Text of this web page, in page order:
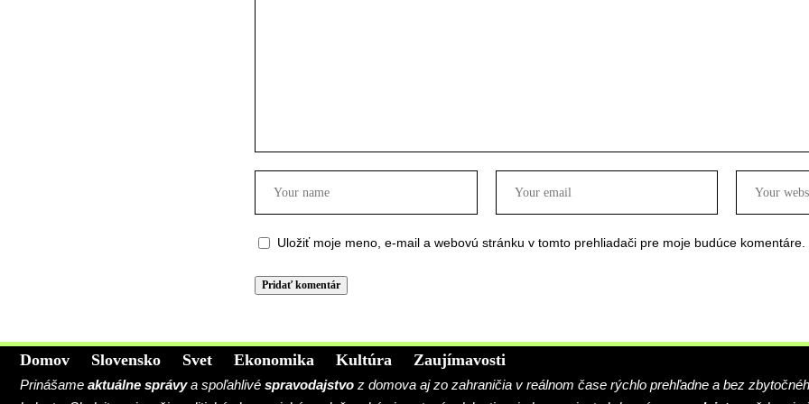
Uložiť moje meno, e-mail a webovú stránku v tomto prehliadači pre moje budúce komentáre.
Domov Slovensko Svet Ekonomika Kultúra Zaujímavosti
Prinášame aktuálne správya spoľahlivé spravodajstvo z domova aj zo zahraničia v reálnom čase rýchlo prehľadne a bez